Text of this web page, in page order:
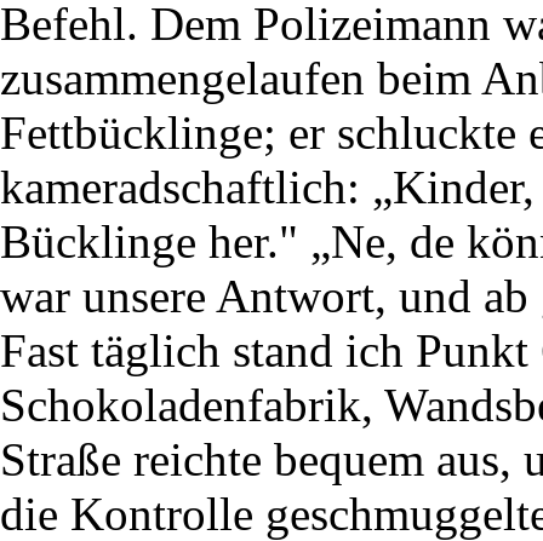
Befehl. Dem Polizeimann
zusammengelaufen beim
Fettbücklinge; er schluckte
kameradschaftlich:
Bücklinge her." „Ne, de
war unsere Antwort, und
Fast täglich stand ich
Schokoladenfabrik,
Straße reichte bequem
die Kontrolle